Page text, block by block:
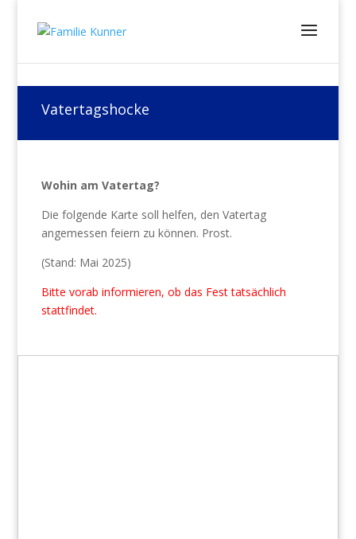
Vatertagshocke
Wohin am Vatertag?
Die folgende Karte soll helfen, den Vatertag
angemessen feiern zu können. Prost.
(Stand: Mai 2025)
Bitte vorab informieren, ob das Fest tatsächlich
stattfindet.